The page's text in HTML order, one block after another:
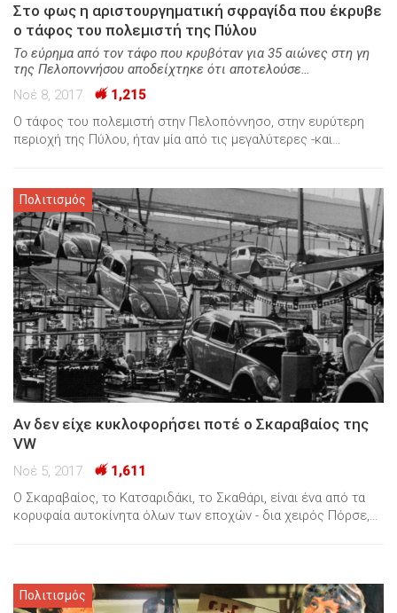
Στο φως η αριστουργηματική σφραγίδα που έκρυβε
ο τάφος του πολεμιστή της Πύλου
Το εύρημα από τον τάφο που κρυβόταν για 35 αιώνες στη γη
της Πελοποννήσου αποδείχτηκε ότι αποτελούσε…
Νοέ 8, 2017
1,215
Ο τάφος του πολεμιστή στην Πελοπόννησο, στην ευρύτερη
περιοχή της Πύλου, ήταν μία από τις μεγαλύτερες -και…
Πολιτισμός
Αν δεν είχε κυκλοφορήσει ποτέ ο Σκαραβαίος της
VW
Νοέ 5, 2017
1,611
Ο Σκαραβαίος, το Κατσαριδάκι, το Σκαθάρι, είναι ένα από τα
κορυφαία αυτοκίνητα όλων των εποχών - δια χειρός Πόρσε,…
Πολιτισμός